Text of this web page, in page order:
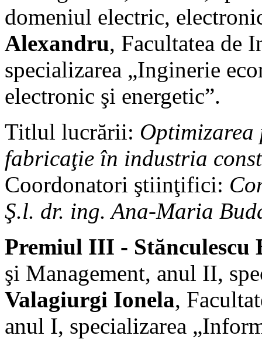
domeniul electric,
Alexandru, Facultatea de
specializarea „Inginerie
electronic şi energetic”.
Titlul lucrării: Optimizarea
fabricaţie în industria
Coordonatori ştiinţifici:
Ş.l. dr. ing. Ana-Maria
Premiul III - Stănculescu
şi Management, anul II,
Valagiurgi Ionela,
anul I, specializarea